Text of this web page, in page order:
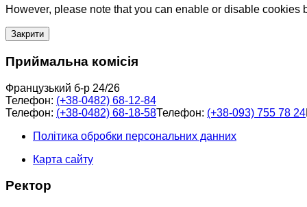
However, please note that you can enable or disable cookies
Закрити
Приймальна комісія
Французький б-р 24/26
Телефон: (+38-0482) 68-12-84
Телефон: (+38-0482) 68-18-58Телефон: (+38-093) 755 78 24
Політика обробки персональних данних
Карта сайту
Ректор